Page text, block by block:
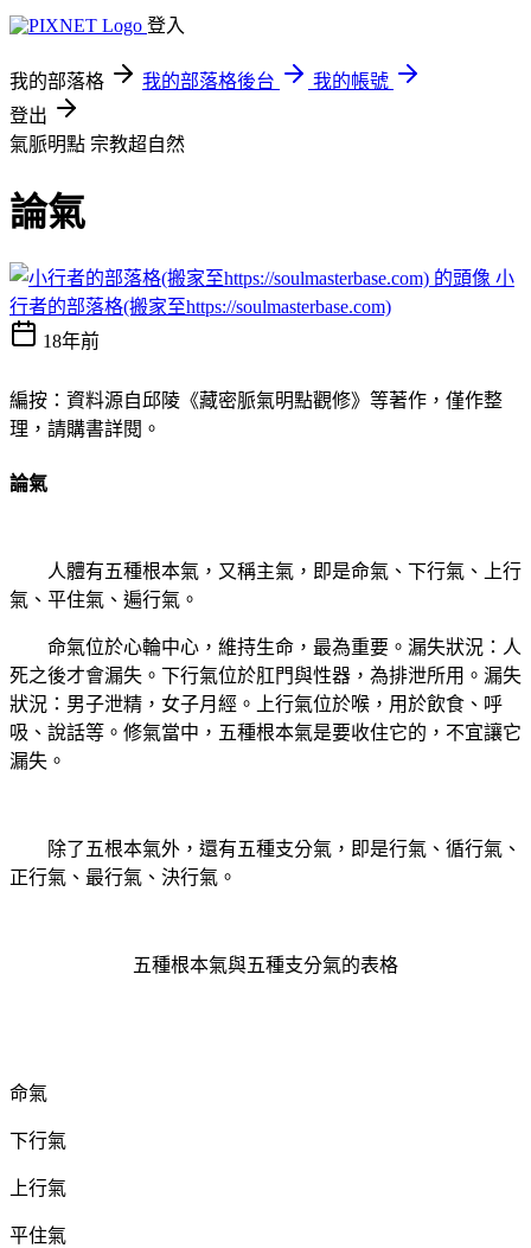
登入
我的部落格 我的部落格後台
我的帳號
登出
氣脈明點 宗教超自然
論氣
小
行者的部落格(搬家至https://soulmasterbase.com)
18年前
編按：資料源自邱陵《藏密脈氣明點觀修》等著作，僅作整
理，請購書詳閱。
論氣
人體有五種根本氣，又稱主氣，即是命氣、下行氣、上行
氣、平住氣、遍行氣。
命氣位於心輪中心，維持生命，最為重要。漏失狀況：人
死之後才會漏失。下行氣位於肛門與性器，為排泄所用。漏失
狀況：男子泄精，女子月經。上行氣位於喉，用於飲食、呼
吸、說話等。修氣當中，五種根本氣是要收住它的，不宜讓它
漏失。
除了五根本氣外，還有五種支分氣，即是行氣、循行氣、
正行氣、最行氣、決行氣。
五種根本氣與五種支分氣的表格
命氣
下行氣
上行氣
平住氣